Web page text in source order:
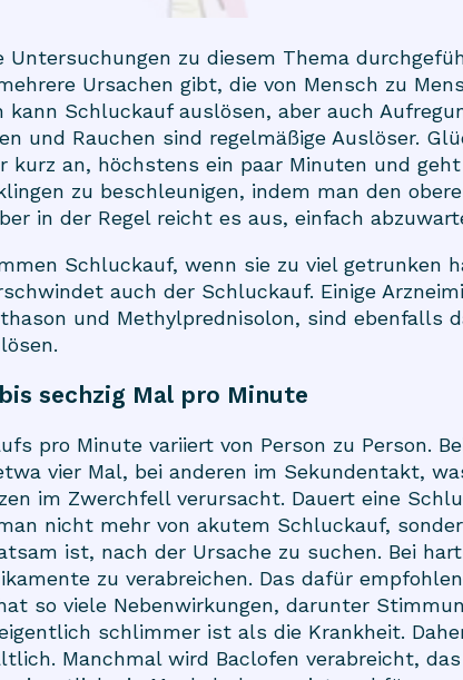
Untersuchungen zu diesem Thema
Ursachen gibt, die von Mensch zu
kann Schluckauf auslösen, aber auch
und Rauchen sind regelmäßige Auslöser.
kurz an, höchstens ein paar Minuten und
zu beschleunigen, indem man den
in der Regel reicht es aus, einfach
Schluckauf, wenn sie zu viel getrunken
auch der Schluckauf. Einige
und Methylprednisolon, sind ebenfalls
sechzig Mal pro Minute
pro Minute variiert von Person zu Person.
vier Mal, bei anderen im Sekundentakt,
im Zwerchfell verursacht. Dauert eine
nicht mehr von akutem Schluckauf,
ist, nach der Ursache zu suchen. Bei
zu verabreichen. Das dafür
so viele Nebenwirkungen, darunter
schlimmer ist als die Krankheit.
Manchmal wird Baclofen verabreicht,